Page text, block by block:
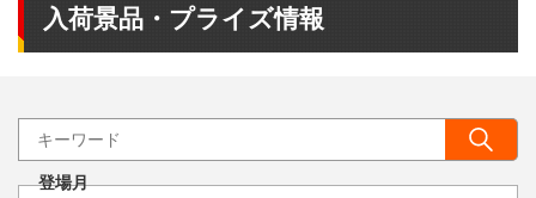
入荷景品・プライズ情報
登場月